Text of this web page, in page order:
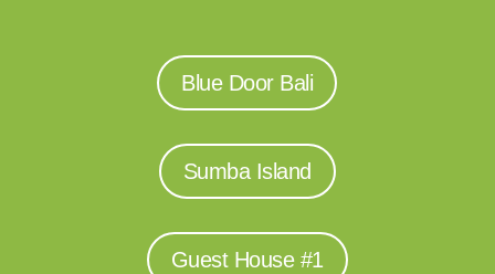
Blue Door Bali
Sumba Island
Guest House #1